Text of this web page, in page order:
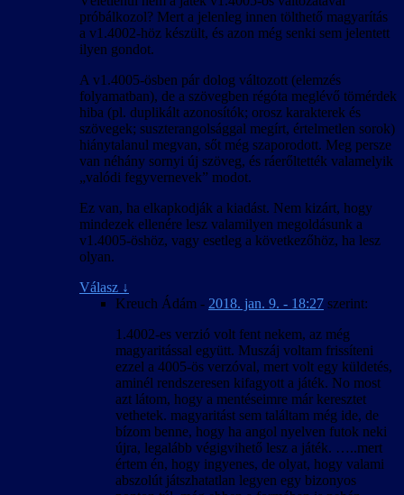
próbálkozol? Mert a jelenleg innen tölthető magyarítás
a v1.4002-höz készült, és azon még senki sem jelentett
ilyen gondot.
A v1.4005-ösben pár dolog változott (elemzés
folyamatban), de a szövegben régóta meglévő tömérdek
hiba (pl. duplikált azonosítók; orosz karakterek és
szövegek; suszterangolsággal megírt, értelmetlen sorok)
hiánytalanul megvan, sőt még szaporodott. Meg persze
van néhány sornyi új szöveg, és ráerőltették valamelyik
„valódi fegyvernevek” modot.
Ez van, ha elkapkodják a kiadást. Nem kizárt, hogy
mindezek ellenére lesz valamilyen megoldásunk a
v1.4005-öshöz, vagy esetleg a következőhöz, ha lesz
olyan.
Válasz ↓
Kreuch Ádám - 2018. jan. 9. - 18:27 szerint:
1.4002-es verzió volt fent nekem, az még
magyaritással együtt. Muszáj voltam frissíteni
ezzel a 4005-ös verzóval, mert volt egy küldetés,
aminél rendszeresen kifagyott a játék. No most
azt látom, hogy a mentéseimre már keresztet
vethetek. magyaritást sem találtam még ide, de
bízom benne, hogy ha angol nyelven futok neki
újra, legalább végigvihető lesz a játék. …..mert
értem én, hogy ingyenes, de olyat, hogy valami
abszolút játszhatatlan legyen egy bizonyos